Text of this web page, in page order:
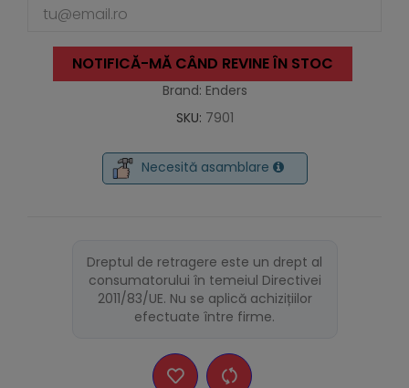
NOTIFICĂ-MĂ CÂND REVINE ÎN STOC
Brand: Enders
SKU: 7901
Necesită asamblare
Dreptul de retragere este un drept al
consumatorului în temeiul Directivei
2011/83/UE. Nu se aplică achizițiilor
efectuate între firme.